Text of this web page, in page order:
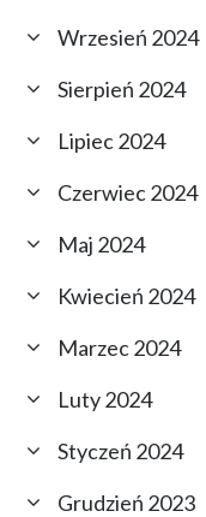
Wrzesień 2024
Sierpień 2024
Lipiec 2024
Czerwiec 2024
Maj 2024
Kwiecień 2024
Marzec 2024
Luty 2024
Styczeń 2024
Grudzień 2023